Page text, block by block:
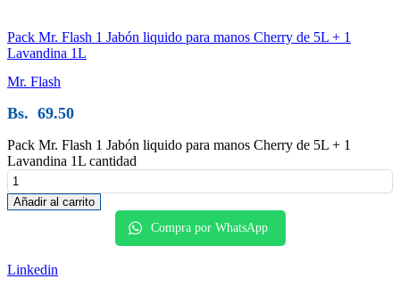
Pack Mr. Flash 1 Jabón liquido para manos Cherry de 5L + 1
Lavandina 1L
Mr. Flash
Bs. 69.50
Pack Mr. Flash 1 Jabón liquido para manos Cherry de 5L + 1
Lavandina 1L cantidad
Añadir al carrito
Compra por WhatsApp
Linkedin